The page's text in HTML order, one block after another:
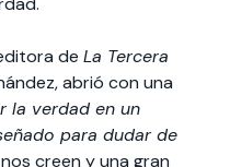
de La Tercera
abrió con una
la verdad en un
para dudar de
creen y una gran